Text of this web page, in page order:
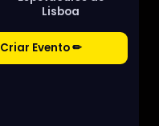
Lisboa
Criar Evento ✏